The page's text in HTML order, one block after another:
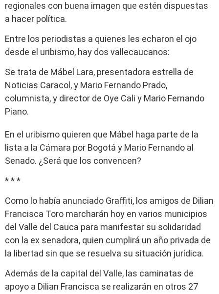
regionales con buena imagen que estén dispuestas
a hacer política.
Entre los periodistas a quienes les echaron el ojo
desde el uribismo, hay dos vallecaucanos:
Se trata de Mábel Lara, presentadora estrella de
Noticias Caracol, y Mario Fernando Prado,
columnista, y director de Oye Cali y Mario Fernando
Piano.
En el uribismo quieren que Mábel haga parte de la
lista a la Cámara por Bogotá y Mario Fernando al
Senado. ¿Será que los convencen?
* * *
Como lo había anunciado Graffiti, los amigos de Dilian
Francisca Toro marcharán hoy en varios municipios
del Valle del Cauca para manifestar su solidaridad
con la ex senadora, quien cumplirá un año privada de
la libertad sin que se resuelva su situación jurídica.
Además de la capital del Valle, las caminatas de
apoyo a Dilian Francisca se realizarán en otros 27